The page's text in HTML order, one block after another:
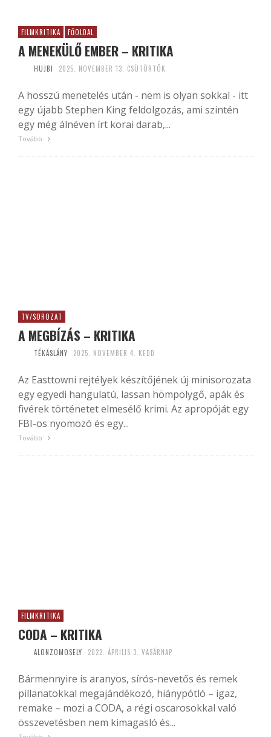
FILMKRITIKA FŐOLDAL
A MENEKÜLŐ EMBER – KRITIKA
HUJBI 2025. NOVEMBER 13. CSÜTÖRTÖK
A hosszú menetelés után - nem is olyan sokkal - itt
egy újabb Stephen King feldolgozás, ami szintén
egy még álnéven írt korai darab,...
Tovább
TV/SOROZAT
A MEGBÍZÁS – KRITIKA
TÉKÁSLÁNY 2025. NOVEMBER 4. KEDD
Az Easttowni rejtélyek készítőjének új minisorozata
egy egyedi hangulatú, lassan hömpölygő, apák és
fivérek történetet elmesélő krimi. Az apropóját egy
FBI-os nyomozó és egy...
Tovább
FILMKRITIKA
CODA – KRITIKA
ALONZOMOSELY 2022. ÁPRILIS 3. VASÁRNAP
Bármennyire is aranyos, sírós-nevetős és remek
pillanatokkal megajándékozó, hiánypótló – igaz,
remake – mozi a CODA, a régi oscarosokkal való
összevetésben nem kimagasló és...